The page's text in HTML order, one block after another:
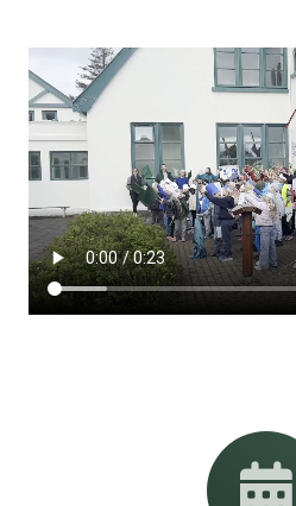
Stundaskrár
Valgreinar
Umsókn um val utanskóla
Foreldrafélag
Samstarf heimilis og skóla